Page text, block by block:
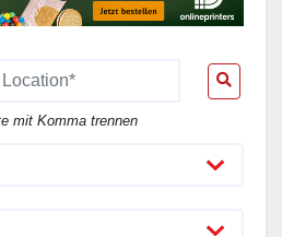
mit Komma trennen